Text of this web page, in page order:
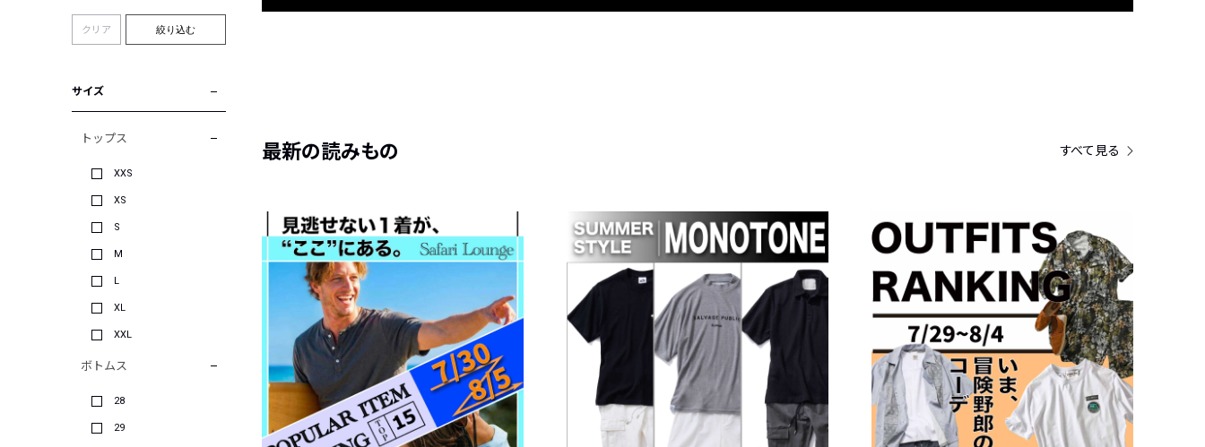
クリア 絞り込む
サイズ
トップス
XXS
XS
S
M
L
XL
XXL
ボトムス
28
29
最新の読みもの すべて見る